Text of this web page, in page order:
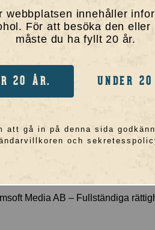
webbplatsen innehåller
För att besöka den eller
måste du ha fyllt 20 år.
20 ÅR. UNDER
att gå in på denna sida
och
Svarta Malin
Julle
SnIPA
Media AB – Fullständiga